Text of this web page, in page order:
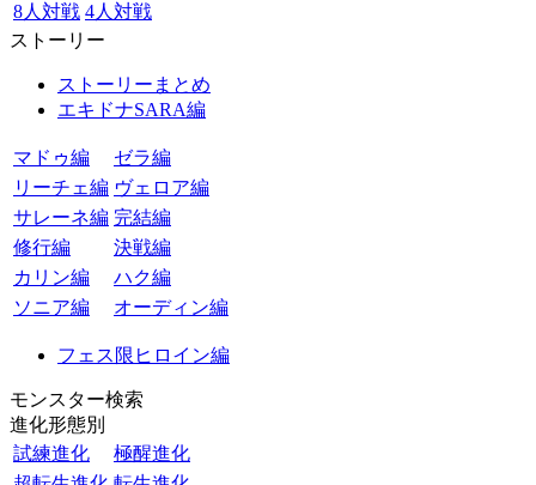
8人対戦 4人対戦
ストーリー
ストーリーまとめ
エキドナSARA編
マドゥ編
ゼラ編
リーチェ編 ヴェロア編
サレーネ編 完結編
修行編
決戦編
カリン編
ハク編
ソニア編
オーディン編
フェス限ヒロイン編
モンスター検索
進化形態別
試練進化
極醒進化